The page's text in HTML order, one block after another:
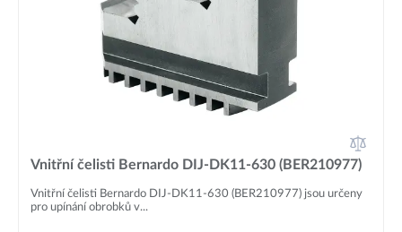
Vnitřní čelisti Bernardo DIJ-DK11-630 (BER210977)
Vnitřní čelisti Bernardo DIJ-DK11-630 (BER210977) jsou určeny
pro upínání obrobků v...